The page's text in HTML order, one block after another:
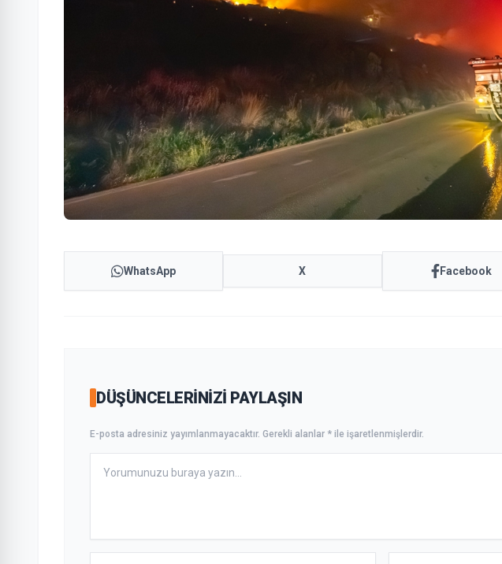
WhatsApp X Facebook
DÜŞÜNCELERINIZI PAYLAŞIN
E-posta adresiniz yayımlanmayacaktır. Gerekli alanlar * ile işaretlenmişlerdir.